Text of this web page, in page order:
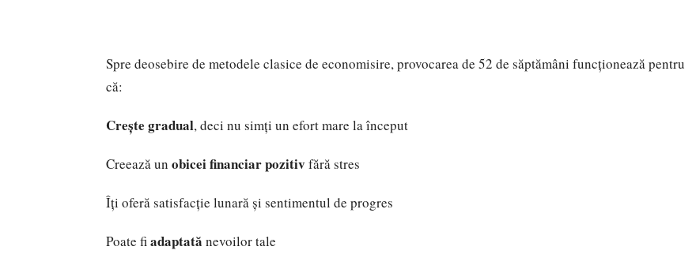
Spre deosebire de metodele clasice de economisire, provocarea de 52 de săptămâni funcționează pentru
că:
Crește gradual, deci nu simți un efort mare la început
Creează un obicei financiar pozitivfără stres
Îți oferă satisfacție lunară și sentimentul de progres
Poate fi adaptată nevoilor tale